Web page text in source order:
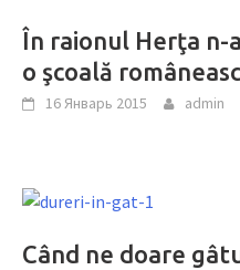
În raionul Herţa n-
o şcoală
16 Январь 2015 admin
Când ne doare